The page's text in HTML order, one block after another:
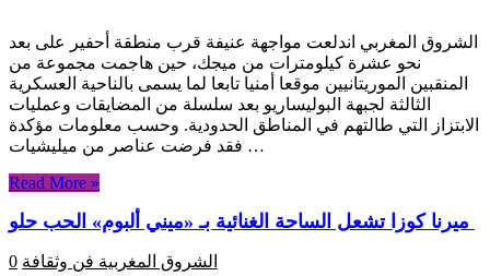
الشروق المغربي اندلعت مواجهة عنيفة قرب منطقة أحفير على بعد
نحو عشرة كيلومترات من ميجك، حين هاجمت مجموعة من
المنقبين الموريتانيين موقعا أمنيا تابعا لما يسمى بالناحية العسكرية
الثالثة لجبهة البوليساريو بعد سلسلة من المضايقات وعمليات
الابتزاز التي طالتهم في المناطق الحدودية. وحسب معلومات مؤكدة
فقد فرضت عناصر من ميليشيات …
Read More »
الشروق المغربية فن وثقافة 0